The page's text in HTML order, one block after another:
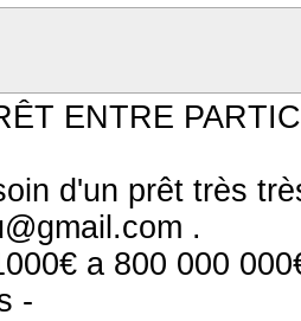
ENTRE
d'un prêt très
.
a 800 000
-